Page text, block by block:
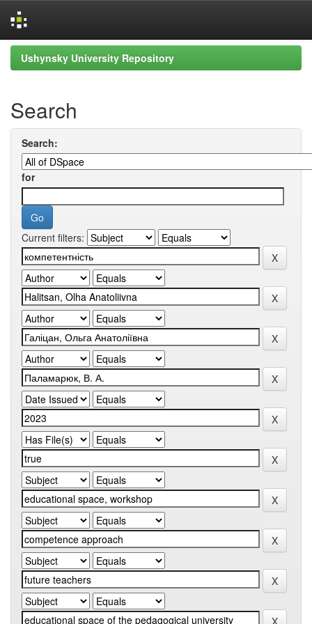
Skip
navigation
Ushynsky University Repository
Search
Search:
for
Current filters: